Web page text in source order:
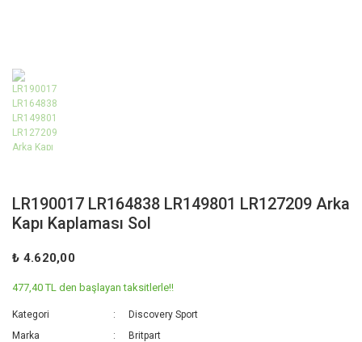
LR190017 LR164838 LR149801 LR127209 Arka
Kapı Kaplaması Sol
₺ 4.620,00
477,40 TL den başlayan taksitlerle!!
Kategori
Discovery Sport
Marka
Britpart